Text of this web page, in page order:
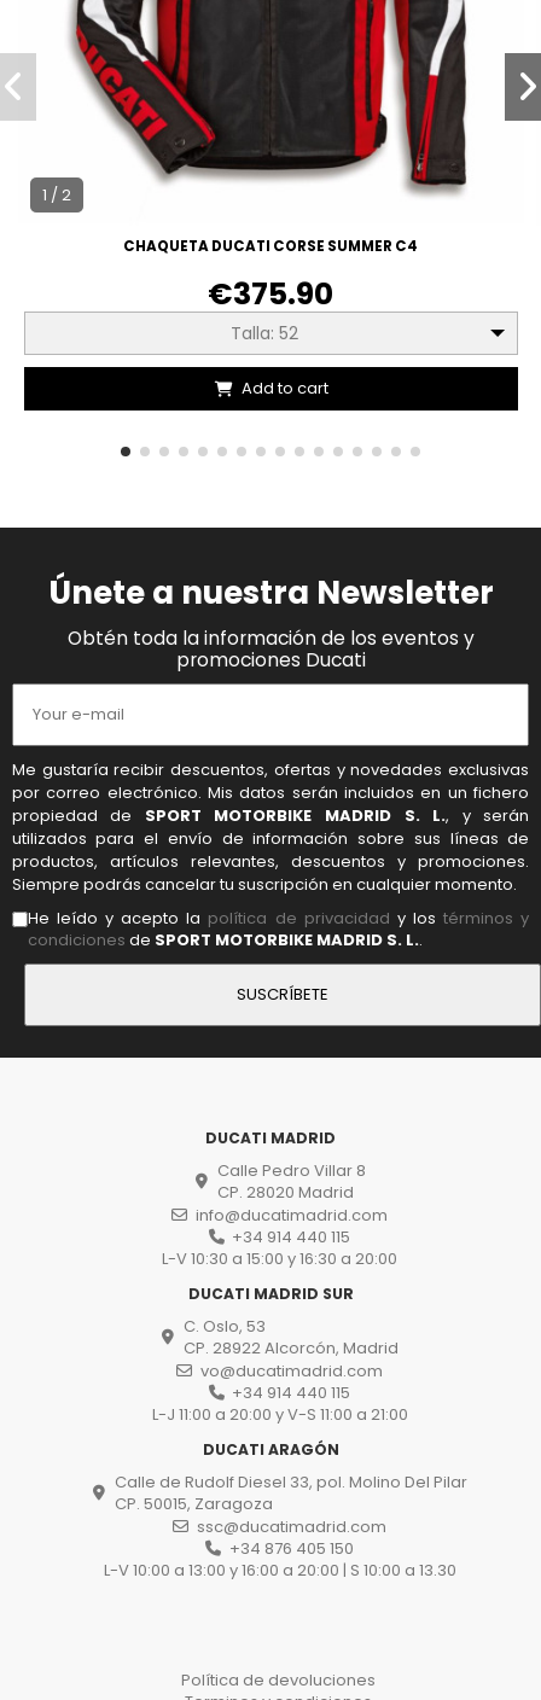
1 / 2
CHAQUETA DUCATI CORSE SUMMER C4
€375.90
Talla: 52
Add to cart
Únete a nuestra Newsletter
Obtén toda la información de los eventos y
promociones Ducati
Me gustaría recibir descuentos, ofertas y novedades exclusivas
por correo electrónico. Mis datos serán incluidos en un fichero
propiedad de SPORT MOTORBIKE MADRID S. L., y serán
utilizados para el envío de información sobre sus líneas de
productos, artículos relevantes, descuentos y promociones.
Siempre podrás cancelar tu suscripción en cualquier momento.
He leído y acepto la política de privacidad y lostérminos y
condiciones de SPORT MOTORBIKE MADRID S. L..
DUCATI MADRID
Calle Pedro Villar 8
CP. 28020 Madrid
info@ducatimadrid.com
+34 914 440 115
L-V 10:30 a 15:00 y 16:30 a 20:00
DUCATI MADRID SUR
C. Oslo, 53
CP. 28922 Alcorcón, Madrid
vo@ducatimadrid.com
+34 914 440 115
L-J 11:00 a 20:00 y V-S 11:00 a 21:00
DUCATI ARAGÓN
Calle de Rudolf Diesel 33, pol. Molino Del Pilar
CP. 50015, Zaragoza
ssc@ducatimadrid.com
+34 876 405 150
L-V 10:00 a 13:00 y 16:00 a 20:00 | S 10:00 a 13.30
Política de devoluciones